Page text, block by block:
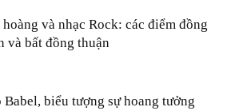
và nhạc Rock: các điểm đồng
và bất đồng thuận
Babel, biểu tượng sự hoang tưởng